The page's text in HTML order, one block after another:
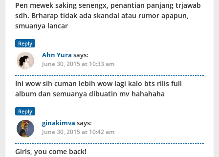
Pen mewek saking senengx, penantian panjang trjawab
sdh. Brharap tidak ada skandal atau rumor apapun,
smuanya lancar
Reply
Ahn Yura says:
June 30, 2015 at 10:33 am
Ini wow sih cuman lebih wow lagi kalo bts rilis full
album dan semuanya dibuatin mv hahahaha
Reply
ginakimva says:
June 30, 2015 at 10:42 am
Girls, you come back!